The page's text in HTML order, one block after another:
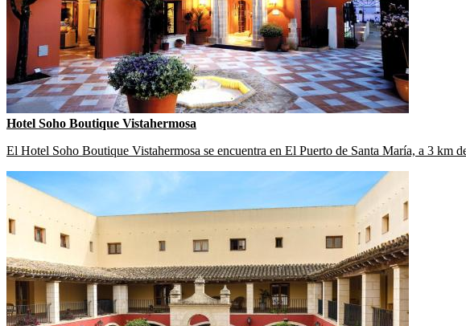
Hotel Soho Boutique Vistahermosa
El Hotel Soho Boutique Vistahermosa se encuentra en El Puerto de Santa María, a 3 km